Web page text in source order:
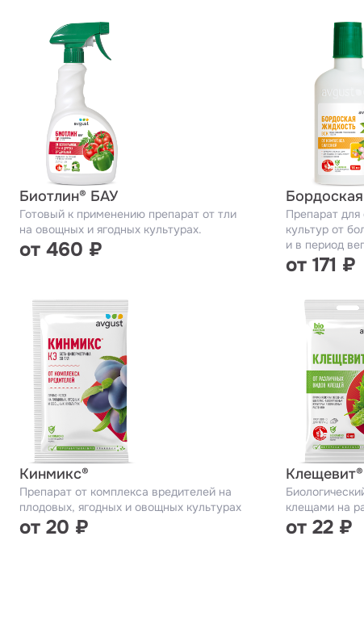
Биотлин® БАУ
Готовый к применению препарат от тли
на овощных и ягодных культурах.
от 460 ₽
Препарат для
культур от
и в период
от 171 ₽
Кинмикс®
Препарат от комплекса вредителей на
плодовых, ягодных и овощных культурах
от 20 ₽
Клещевит®
клещами на
от 22 ₽